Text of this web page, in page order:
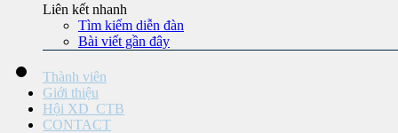
Liên kết nhanh
Tìm kiếm diễn đàn
Bài viết gần đây
Thành viên
Giới thiệu
Hội XD_CTB
CONTACT